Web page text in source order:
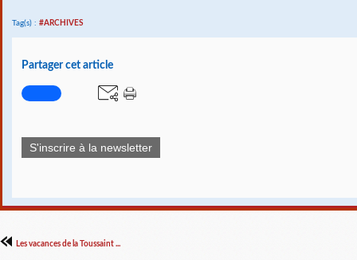
Tag(s) : #ARCHIVES
Partager cet article
S'inscrire à la newsletter
Les vacances de la Toussaint ...